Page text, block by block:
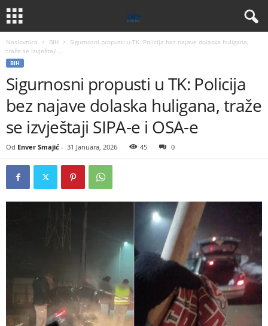
Naslovnica BIH
Sigurnosni propusti u TK: Policija bez najave dolaska huligana,
traže se izvještaji...
BIH
Sigurnosni propusti u TK: Policija
bez najave dolaska huligana, traže
se izvještaji SIPA-e i OSA-e
Od Enver Smajić - 31 Januara, 2026 45 0